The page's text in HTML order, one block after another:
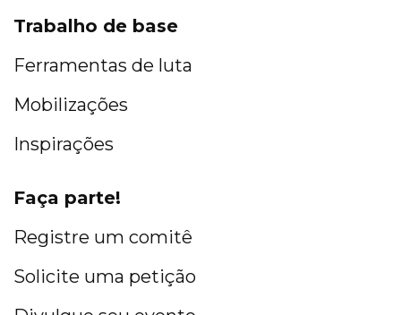
Trabalho de base
Ferramentas de luta
Mobilizações
Inspirações
Faça parte!
Registre um comitê
Solicite uma petição